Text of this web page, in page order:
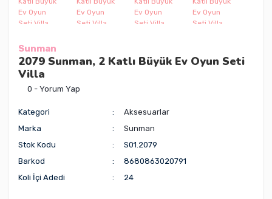
Sunman
2079 Sunman, 2 Katlı Büyük Ev Oyun Seti
Villa
0 - Yorum Yap
Kategori
Aksesuarlar
Marka
Sunman
Stok Kodu
S01.2079
Barkod
8680863020791
Koli İçi Adedi
24